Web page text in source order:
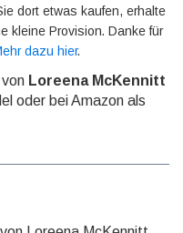
dort etwas kaufen, erhalte
kleine Provision. Danke für
dazu hier.
Loreena McKennitt
oder bei Amazon als